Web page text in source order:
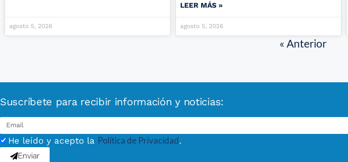
agosto 5, 2026
LEER MÁS »
agosto 5, 2026
« Anterior
Suscríbete para recibir información y noticias:
He leído y acepto la Política de Privacidad.
Enviar